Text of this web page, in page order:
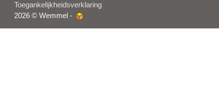
Toegankelijkheidsverklaring
2026 © Wemmel -